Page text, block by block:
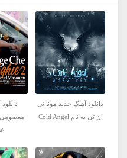
دانلود آهنگ جدید مونا تی
ان تی به نام Cold Angel
معصومی